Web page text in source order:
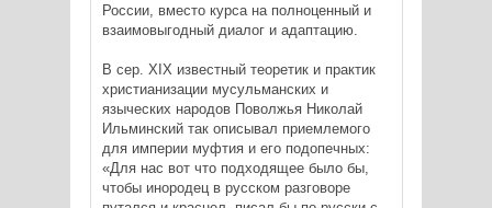
России, вместо курса на полноценный и
взаимовыгодный диалог и адаптацию.
В сер. XIX известный теоретик и практик
христианизации мусульманских и
языческих народов Поволжья Николай
Ильминский так описывал приемлемого
для империи муфтия и его подопечных:
«Для нас вот что подходящее было бы,
чтобы инородец в русском разговоре